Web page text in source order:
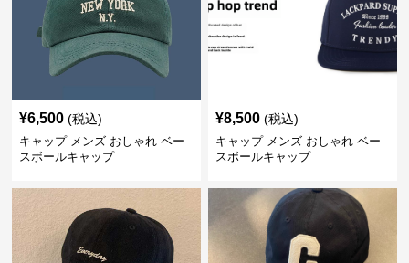
¥6,500 (税込)
キャップ メンズ おしゃれ ベー
スボールキャップ
¥8,500 (税込)
キャップ メンズ おしゃれ ベー
スボールキャップ